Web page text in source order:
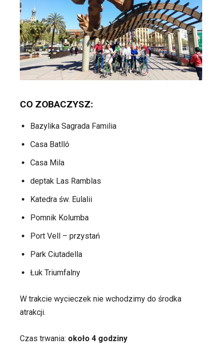
CO ZOBACZYSZ:
Bazylika Sagrada Familia
Casa Batlló
Casa Mila
deptak Las Ramblas
Katedra św. Eulalii
Pomnik Kolumba
Port Vell – przystań
Park Ciutadella
Łuk Triumfalny
W trakcie wycieczek nie wchodzimy do środka
atrakcji.
Czas trwania: około 4 godziny